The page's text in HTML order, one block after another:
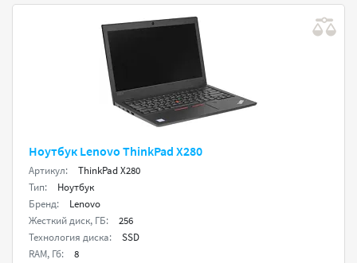
Ноутбук Lenovo ThinkPad X280
Артикул:
ThinkPad X280
Тип:
Ноутбук
Бренд:
Lenovo
Жесткий диск, ГБ:
256
Технология диска:
SSD
RAM, Гб:
8